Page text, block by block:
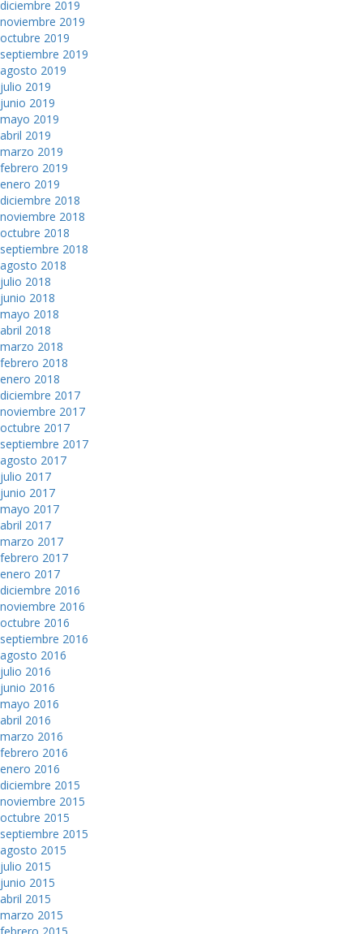
diciembre 2019
noviembre 2019
octubre 2019
septiembre 2019
agosto 2019
julio 2019
junio 2019
mayo 2019
abril 2019
marzo 2019
febrero 2019
enero 2019
diciembre 2018
noviembre 2018
octubre 2018
septiembre 2018
agosto 2018
julio 2018
junio 2018
mayo 2018
abril 2018
marzo 2018
febrero 2018
enero 2018
diciembre 2017
noviembre 2017
octubre 2017
septiembre 2017
agosto 2017
julio 2017
junio 2017
mayo 2017
abril 2017
marzo 2017
febrero 2017
enero 2017
diciembre 2016
noviembre 2016
octubre 2016
septiembre 2016
agosto 2016
julio 2016
junio 2016
mayo 2016
abril 2016
marzo 2016
febrero 2016
enero 2016
diciembre 2015
noviembre 2015
octubre 2015
septiembre 2015
agosto 2015
julio 2015
junio 2015
abril 2015
marzo 2015